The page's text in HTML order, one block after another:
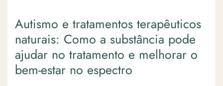
Autismo e tratamentos terapêuticos
naturais: Como a substância pode
ajudar no tratamento e melhorar o
bem-estar no espectro